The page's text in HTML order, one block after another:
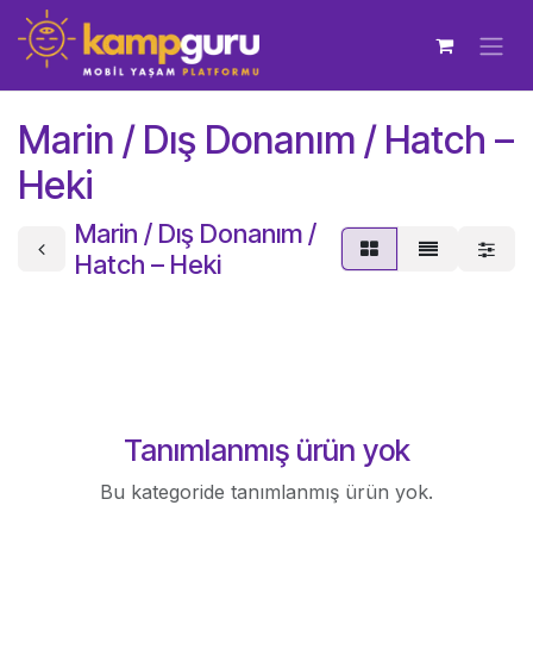
İçereği Atla
Marin / Dış Donanım / Hatch –
Heki
Marin / Dış Donanım /
Hatch – Heki
Tanımlanmış ürün yok
Bu kategoride tanımlanmış ürün yok.